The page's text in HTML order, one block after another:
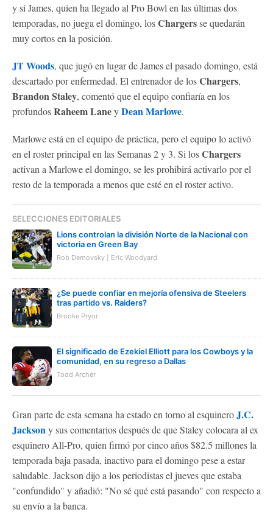
y si James, quien ha llegado al Pro Bowl en las últimas dos
temporadas, no juega el domingo, losChargersse quedarán
muy cortos en la posición.
JT Woods, que jugó en lugar de James el pasado domingo, está
descartado por enfermedad. El entrenador de losChargers,
Brandon Staley, comentó que el equipo confiaría en los
profundosRaheem LaneyDean Marlowe.
Marlowe está en el equipo de práctica, pero el equipo lo activó
en el roster principal en las Semanas 2 y 3. Si losChargers
activan a Marlowe el domingo, se les prohibirá activarlo por el
resto de la temporada a menos que esté en el roster activo.
SELECCIONES EDITORIALES
Lions controlan la división Norte de la Nacional con
victoria en Green Bay
Rob Demovsky | Eric Woodyard
¿Se puede confiar en mejoría ofensiva de Steelers
tras partido vs. Raiders?
Brooke Pryor
El significado de Ezekiel Elliott para los Cowboys y la
comunidad, en su regreso a Dallas
Todd Archer
Gran parte de esta semana ha estado en torno al esquineroJ.C.
Jacksony sus comentarios después de que Staley colocara al ex
esquinero All-Pro, quien firmó por cinco años $82.5 millones la
temporada baja pasada, inactivo para el domingo pese a estar
saludable. Jackson dijo a los periodistas el jueves que estaba
"confundido" y añadió: "No sé qué está pasando" con respecto a
su envío a la banca.